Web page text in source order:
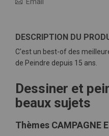
DESCRIPTION DU
C'est un best-of des
de Peindre depuis 15 ans.
Dessiner et
beaux sujets
Thèmes CAMPAGNE